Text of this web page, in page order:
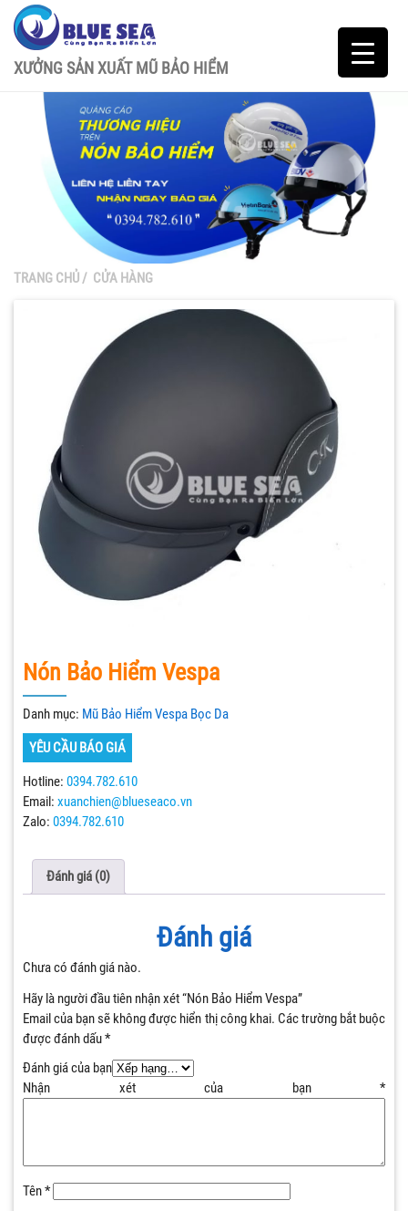
XƯỞNG SẢN XUẤT MŨ BẢO HIỂM
TRANG CHỦ/ CỬA HÀNG
Nón Bảo Hiểm Vespa
Danh mục: Mũ Bảo Hiểm Vespa Bọc Da
YÊU CẦU BÁO GIÁ
Hotline: 0394.782.610
Email: xuanchien@blueseaco.vn
Zalo: 0394.782.610
Đánh giá (0)
Đánh giá
Chưa có đánh giá nào.
Hãy là người đầu tiên nhận xét “Nón Bảo Hiểm Vespa”
Email của bạn sẽ không được hiển thị công khai. Các trường bắt buộc
được đánh dấu*
Đánh giá của bạn
Nhận xét của bạn *
Tên*